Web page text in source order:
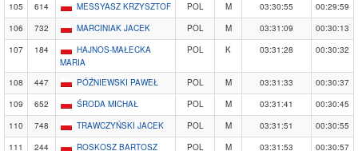
105
614 MESSYASZ KRZYSZTOF POL M 03:30:55
00:29:59
106
732 MARCINIAK JACEK POL M 03:31:09
00:30:13
107
184
HAJNOS-MAŁECKA
MARIA
POL K 03:31:28 00:30:32
108 447 PÓŹNIEWSKI PAWEŁ POL M 03:31:33
00:30:37
109
652 ŚRODA MICHAŁ POL M 03:31:41
00:30:45
110
748 TRAWCZYŃSKI JACEK POL M 03:31:51
00:30:55
111
244 ROSKOSZ BARTOSZ POL M 03:31:53 00:30:57